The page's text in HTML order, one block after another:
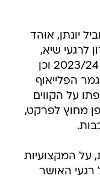
יונתן, אוהד
לרגעי שיא,
ביניהם זכייה בגביע המדינה בעונת 2023/24 וכן
הפלייאוף
על הקווים
מחוץ לפרקט,
על המקצועיות
רגעי האושר